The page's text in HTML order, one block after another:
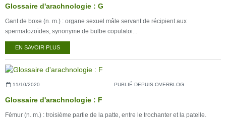
Glossaire d'arachnologie : G
Gant de boxe (n. m.) : organe sexuel mâle servant de récipient aux
spermatozoïdes, synonyme de bulbe copulatoi...
EN SAVOIR PLUS
11/10/2020 PUBLIÉ DEPUIS OVERBLOG
Glossaire d'arachnologie : F
Fémur (n. m.) : troisième partie de la patte, entre le trochanter et la patelle.